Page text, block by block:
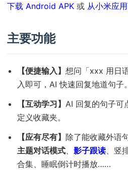
下载 Android APK 或 从小米应
主要功能
【便捷输入】 想问「xxx 用日
入即可，AI 快速回复地道句子。
【互动学习】 AI 回复的句子可
定义收藏夹。
【应有尽有】 除了能收藏外语
主题对话模式
影子跟读 、
合集、睡眠倒计时播放……